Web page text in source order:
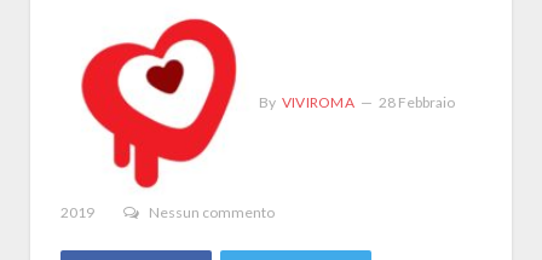
By VIVIROMA 28 Febbraio
2019 Nessun commento